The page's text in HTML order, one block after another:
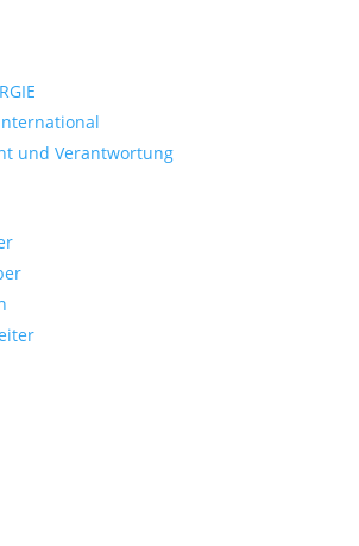
und Verantwor­tung